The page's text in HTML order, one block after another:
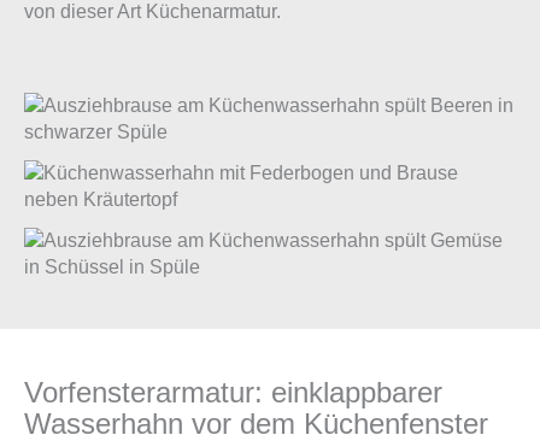
von dieser Art Küchenarmatur.
Vorfensterarmatur: einklappbarer
Wasserhahn vor dem Küchenfenster